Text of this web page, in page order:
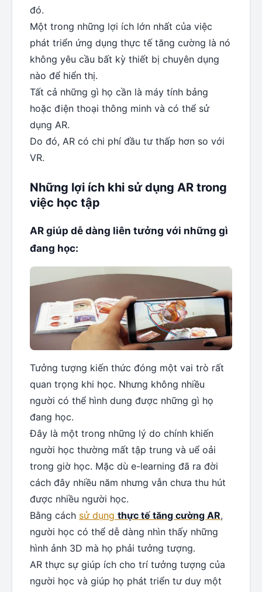
đó.
Một trong những lợi ích lớn nhất của việc
phát triển ứng dụng thực tế tăng cường là nó
không yêu cầu bất kỳ thiết bị chuyên dụng
nào để hiển thị.
Tất cả những gì họ cần là máy tính bảng
hoặc điện thoại thông minh và có thể sử
dụng AR.
Do đó, AR có chi phí đầu tư thấp hơn so với
VR.
Những lợi ích khi sử dụng AR trong
việc học tập
AR giúp dễ dàng liên tưởng với những gì
đang học:
Tưởng tượng kiến ​​thức đóng một vai trò rất
quan trọng khi học. Nhưng không nhiều
người có thể hình dung được những gì họ
đang học.
Đây là một trong những lý do chính khiến
người học thường mất tập trung và uể oải
trong giờ học. Mặc dù e-learning đã ra đời
cách đây nhiều năm nhưng vẫn chưa thu hút
được nhiều người học.
Bằng cách sử dụng thực tế tăng cường AR,
người học có thể dễ dàng nhìn thấy những
hình ảnh 3D mà họ phải tưởng tượng.
AR thực sự giúp ích cho trí tưởng tượng của
người học và giúp họ phát triển tư duy một